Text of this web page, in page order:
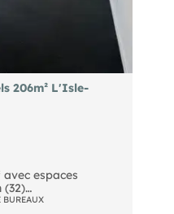
61 m² loyers non
Honoraires agence :
206m² L'Isle-
espaces
(32)